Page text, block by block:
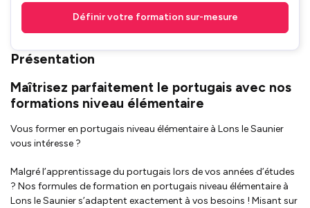
Définir votre formation sur-mesure
Présentation
Maîtrisez parfaitement le portugais avec nos
formations niveau élémentaire
Vous former en portugais niveau élémentaire à Lons le Saunier
vous intéresse ?
Malgré l’apprentissage du portugais lors de vos années d’études
? Nos formules de formation en portugais niveau élémentaire à
Lons le Saunier s’adaptent exactement à vos besoins ! Misant sur